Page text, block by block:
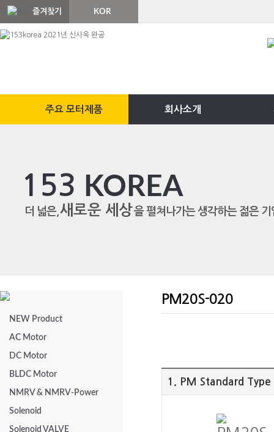
즐겨찾기 KOR
ENG
주요 모터제품 회사소개
153 KOREA
더 넓은, 새로운 세상을 펼쳐나가는 생각하는 젊은 기
NEW Product
AC Motor
DC Motor
BLDC Motor
NMRV & NMRV-Power
Solenoid
Solenoid VALVE
PM20S-020
1. PM Standard